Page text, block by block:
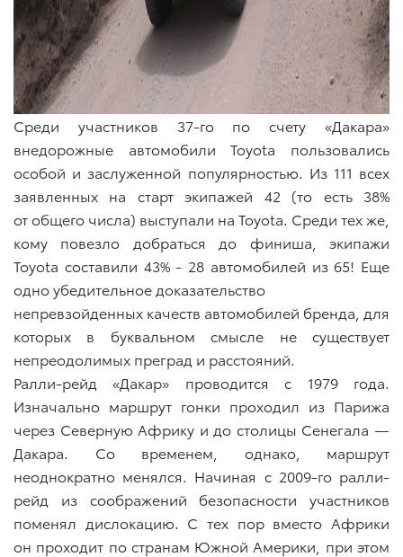
Среди участников 37-го по счету «Дакара»
внедорожные автомобили Toyota пользовались
особой и заслуженной популярностью. Из 111 всех
заявленных на старт экипажей 42 (то есть 38%
от общего числа) выступали на Toyota. Среди тех же,
кому повезло добраться до финиша, экипажи
Toyota составили 43% - 28 автомобилей из 65! Еще
одно убедительное доказательство
непревзойденных качеств автомобилей бренда, для
которых в буквальном смысле не существует
непреодолимых преград и расстояний.
Ралли-рейд «Дакар» проводится с 1979 года.
Изначально маршрут гонки проходил из Парижа
через Северную Африку и до столицы Сенегала —
Дакара. Со временем, однако, маршрут
неоднократно менялся. Начиная с 2009-го ралли-
рейд из соображений безопасности участников
поменял дислокацию. С тех пор вместо Африки
он проходит по странам Южной Америки, при этом